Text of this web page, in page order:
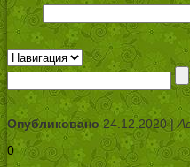
Опубликовано24.12.2020 |
0